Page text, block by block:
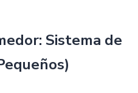
Sistema de